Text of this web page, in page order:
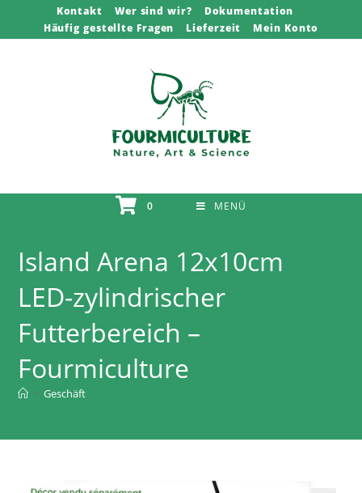
Kontakt Wer sind wir?
Dokumentation
Häufig gestellte Fragen
Lieferzeit Mein Konto
0 MENÜ
Island Arena 12x10cm
LED-zylindrischer
Futterbereich –
Fourmiculture
> Geschäft